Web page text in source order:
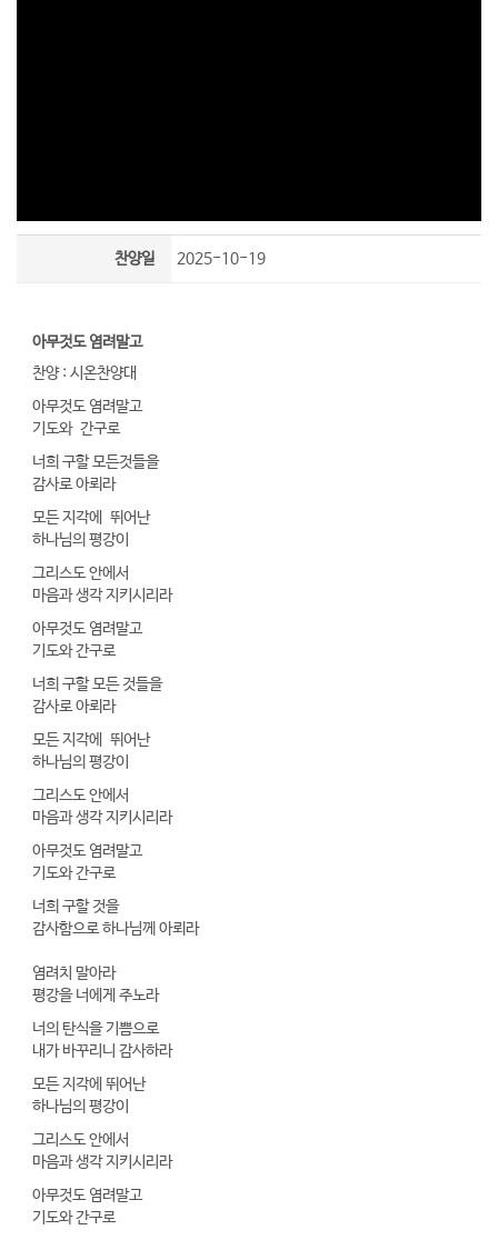
찬양일 2025-10-19
아무것도 염려말고
찬양 : 시온찬양대
아무것도 염려말고
기도와 간구로
너희 구할 모든것들을
감사로 아뢰라
모든 지각에 뛰어난
하나님의 평강이
그리스도 안에서
마음과 생각 지키시리라
아무것도 염려말고
기도와 간구로
너희 구할 모든 것들을
감사로 아뢰라
모든 지각에 뛰어난
하나님의 평강이
그리스도 안에서
마음과 생각 지키시리라
아무것도 염려말고
기도와 간구로
너희 구할 것을
감사함으로 하나님께 아뢰라
염려치 말아라
평강을 너에게 주노라
너의 탄식을 기쁨으로
내가 바꾸리니 감사하라
모든 지각에 뛰어난
하나님의 평강이
그리스도 안에서
마음과 생각 지키시리라
아무것도 염려말고
기도와 간구로